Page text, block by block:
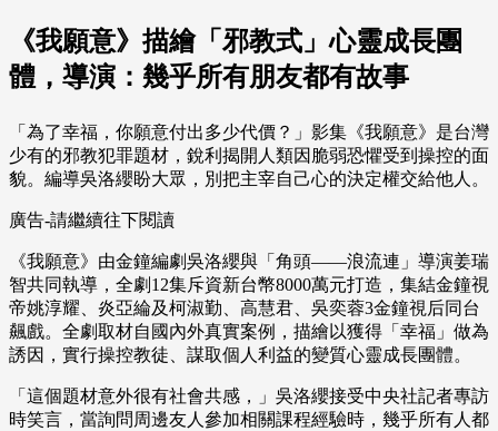
《我願意》描繪「邪教式」心靈成長團
體，導演：幾乎所有朋友都有故事
「為了幸福，你願意付出多少代價？」影集《我願意》是台灣
少有的邪教犯罪題材，銳利揭開人類因脆弱恐懼受到操控的面
貌。編導吳洛纓盼大眾，別把主宰自己心的決定權交給他人。
廣告-請繼續往下閱讀
《我願意》由金鐘編劇吳洛纓與「角頭——浪流連」導演姜瑞
智共同執導，全劇12集斥資新台幣8000萬元打造，集結金鐘視
帝姚淳耀、炎亞綸及柯淑勤、高慧君、吳奕蓉3金鐘視后同台
飆戲。全劇取材自國內外真實案例，描繪以獲得「幸福」做為
誘因，實行操控教徒、謀取個人利益的變質心靈成長團體。
「這個題材意外很有社會共感，」吳洛纓接受中央社記者專訪
時笑言，當詢問周邊友人參加相關課程經驗時，幾乎所有人都